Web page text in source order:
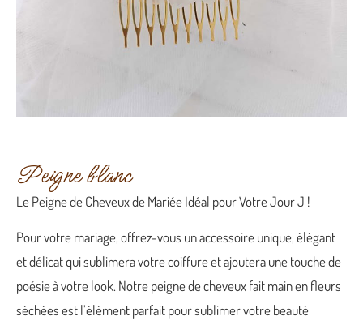
Peigne blanc
Le Peigne de Cheveux de Mariée Idéal pour Votre Jour J !
Pour votre mariage, offrez-vous un accessoire unique, élégant
et délicat qui sublimera votre coiffure et ajoutera une touche de
poésie à votre look. Notre peigne de cheveux fait main en fleurs
séchées est l’élément parfait pour sublimer votre beauté